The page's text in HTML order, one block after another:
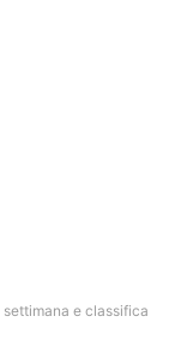
settimana e classifica